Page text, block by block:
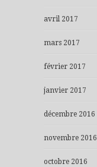
avril 2017
mars 2017
février 2017
janvier 2017
décembre 2016
novembre 2016
octobre 2016